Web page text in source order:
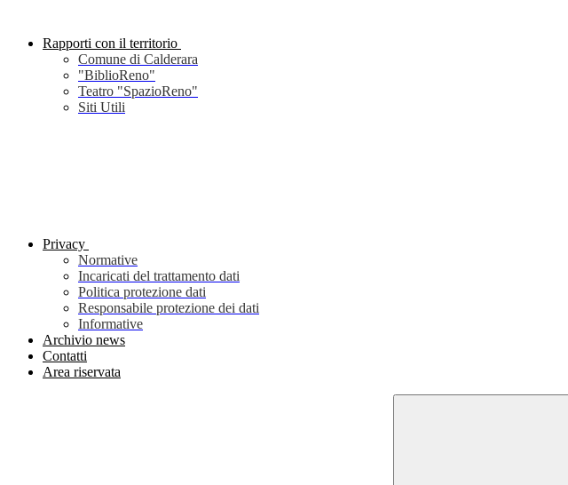
Rapporti con il territorio
Comune di Calderara
"BiblioReno"
Teatro "SpazioReno"
Siti Utili
Privacy
Normative
Incaricati del trattamento dati
Politica protezione dati
Responsabile protezione dei dati
Informative
Archivio news
Contatti
Area riservata